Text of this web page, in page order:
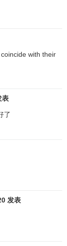
存亡的是现金
值评价指标中
的
纵利润的缺
以通过虚假销
易
节利润的方法
的缺陷。美国
光纸业(APP)
化，只有那些
益可能是通过
的调整实现
with their
表
了
发表